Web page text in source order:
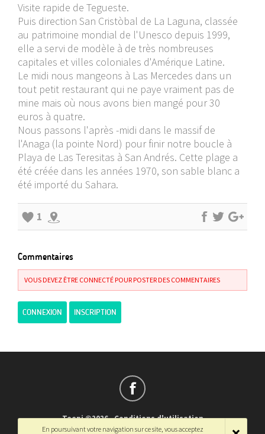
Visite rapide de Tegueste.
Puis direction San Cristòbal de La Laguna, classée
au patrimoine mondial de l'Unesco depuis 1999,
elle a servi de modèle à de très nombreuses
capitales et villes coloniales d'Amérique Latine.
Le midi nous mangeons à Las Mercedes dans un
tout petit restaurant qui ne paye vraiment pas de
mine mais où nous avons bien mangé pour 30
euros à quatre.
Nous passons l'après -midi dans le massif de
l'Anaga (la pointe Nord) pour finir notre boucle à
Playa de Las Teresitas à San Andrés. Cette plage a
été créée dans les années 1970, son sable blanc a
été importé du Sahara.
1
Commentaires
VOUS DEVEZ ÊTRE CONNECTÉ POUR POSTER DES COMMENTAIRES
CONNEXION INSCRIPTION
Teepi ©2026-Conditions d'utilisation
En poursuivant votre navigation sur ce site, vous acceptez